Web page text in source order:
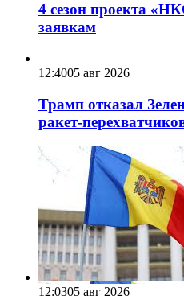
4 сезон проекта
заявкам
12:4005 авг 2026
Трамп отказал
ракет-
12:0305 авг 2026